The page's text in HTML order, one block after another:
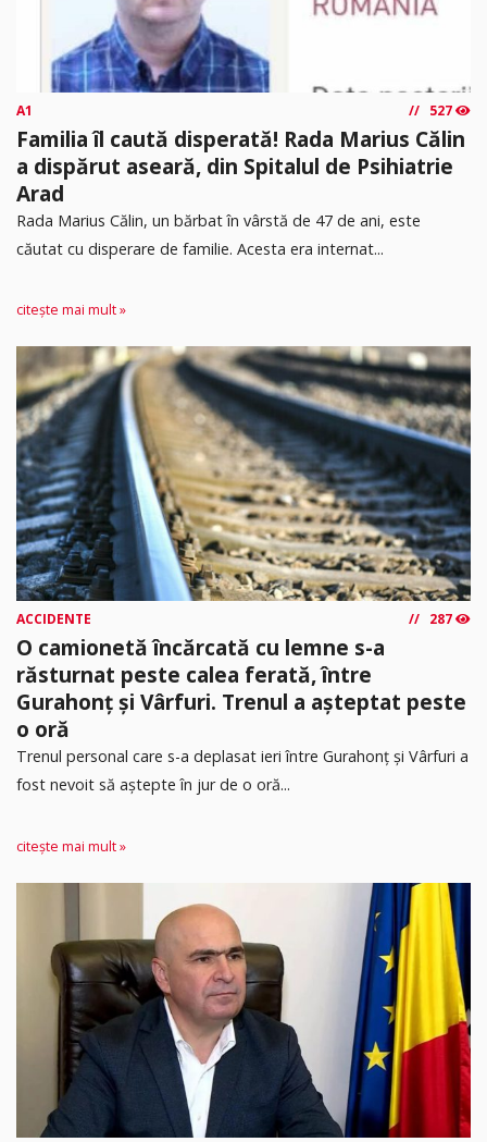
A1 527
Familia îl caută disperată! Rada Marius Călin
a dispărut aseară, din Spitalul de Psihiatrie
Arad
Rada Marius Călin, un bărbat în vârstă de 47 de ani, este
căutat cu disperare de familie. Acesta era internat...
citește mai mult »
ACCIDENTE 287
O camionetă încărcată cu lemne s-a
răsturnat peste calea ferată, între
Gurahonț și Vârfuri. Trenul a așteptat peste
o oră
Trenul personal care s-a deplasat ieri între Gurahonț și Vârfuri a
fost nevoit să aștepte în jur de o oră...
citește mai mult »